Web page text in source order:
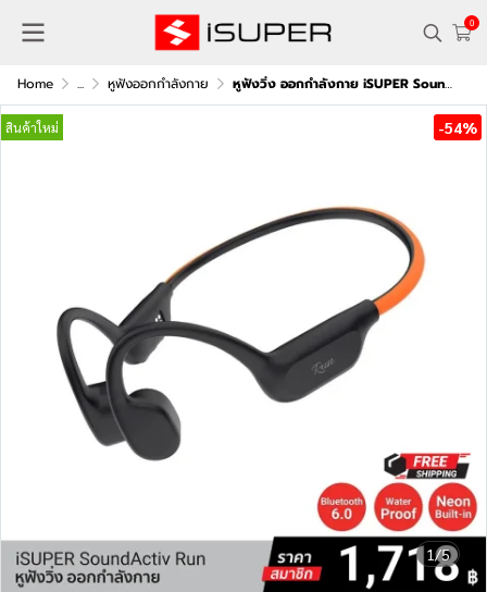
0
Home ... หูฟังออกกําลังกาย หูฟังวิ่ง ออกกำลังกาย iSUPER SoundActiv Run
1/5
สินค้าใหม่ -54%